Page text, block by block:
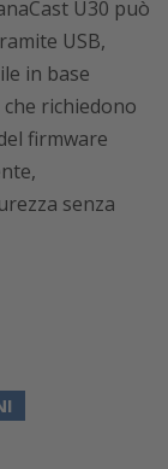
U30 può
USB,
in base
richiedono
firmware
senza